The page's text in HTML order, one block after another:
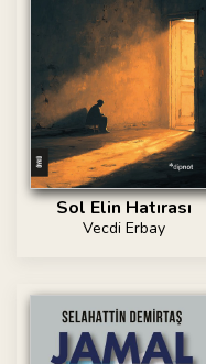
Sol Elin Hatırası
Vecdi Erbay